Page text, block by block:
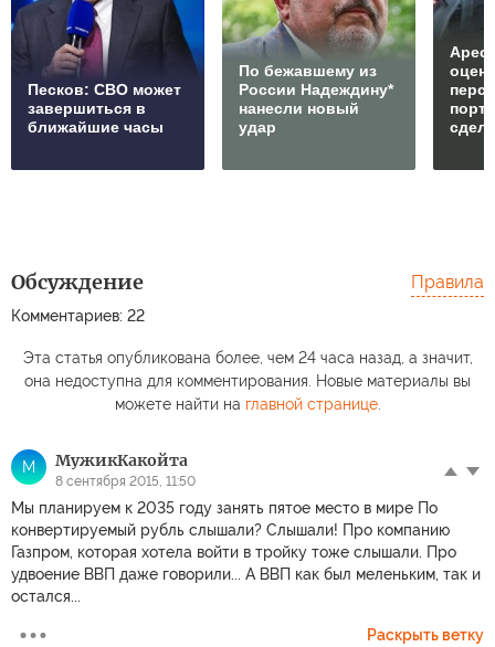
Песков: СВО может
завершиться в
ближайшие часы
По бежавшему из
России Надеждину*
нанесли новый
удар
Обсуждение
Комментариев: 22
Правила
Эта статья опубликована более, чем 24 часа назад, а значит,
она недоступна для комментирования. Новые материалы вы
можете найти на главной странице.
М МужикКакойта
8 сентября 2015, 11:50
Мы планируем к 2035 году занять пятое место в мире По
конвертируемый рубль слышали? Слышали! Про компанию
Газпром, которая хотела войти в тройку тоже слышали. Про
удвоение ВВП даже говорили... А ВВП как был меленьким, так и
остался...
Раскрыть ветку